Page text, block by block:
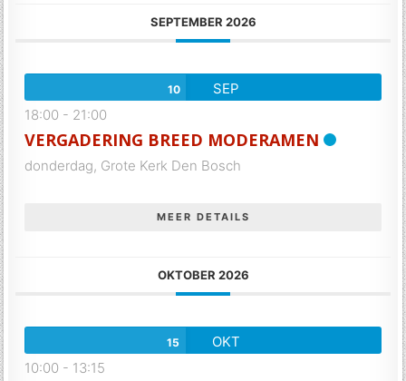
SEPTEMBER 2026
10
SEP
18:00 - 21:00
VERGADERING BREED MODERAMEN
donderdag, Grote Kerk Den Bosch
MEER DETAILS
OKTOBER 2026
15
OKT
10:00 - 13:15